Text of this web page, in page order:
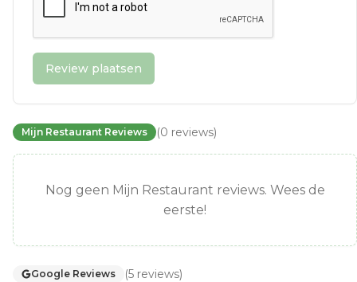
Review plaatsen
Mijn Restaurant Reviews (0 reviews)
Nog geen Mijn Restaurant reviews. Wees de
eerste!
Google Reviews (5 reviews)